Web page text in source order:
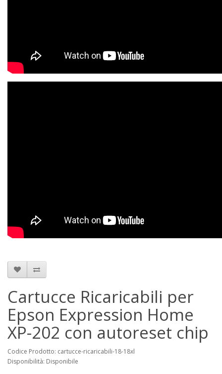
Cartucce Ricaricabili per
Epson Expression Home
XP-202 con autoreset chip
Codice Prodotto: cartucce-ricaricabili-18-18xl
Disponibilità: Disponibile